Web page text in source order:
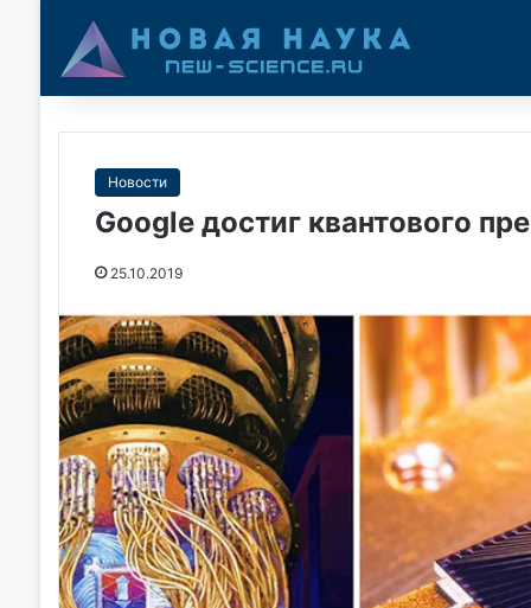
Новости
Google достиг квантового
25.10.2019